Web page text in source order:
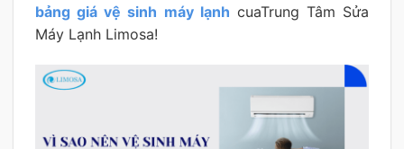
bảng giá vệ sinh máy lạnh cuaTrung Tâm Sửa
Máy Lạnh Limosa!